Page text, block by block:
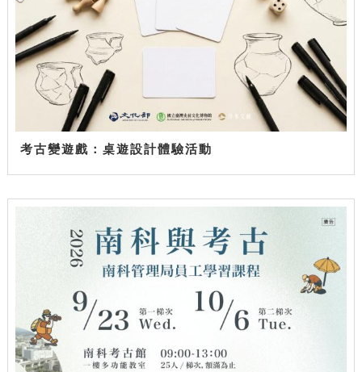
考古變遊戲：桌遊設計體驗活動